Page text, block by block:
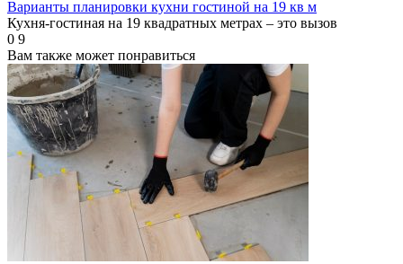
Варианты планировки кухни гостиной на 19 кв м
Кухня-гостиная на 19 квадратных метрах – это вызов
0 9
Вам также может понравиться